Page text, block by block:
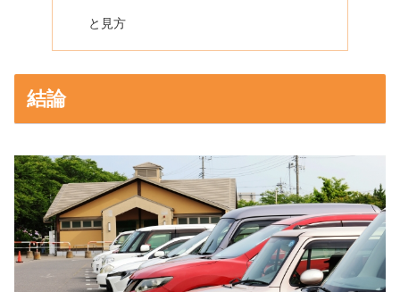
と見方
結論